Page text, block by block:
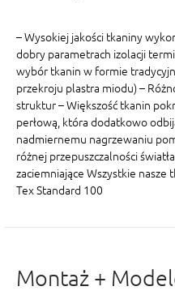
– Wysokiej jakości tkaniny
dobry parametrach izolacji
wybór tkanin w formie
przekroju plastra miodu) –
struktur – Większość tkanin
perłową, która dodatkowo
nadmiernemu nagrzewaniu
różnej przepuszczalności
zaciemniające Wszystkie
Tex Standard 100
Montaż +